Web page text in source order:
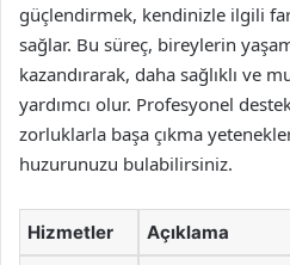
güçlendirmek, kendinizle ilgili
sağlar. Bu süreç, bireylerin
kazandırarak, daha sağlıklı ve
yardımcı olur. Profesyonel
zorluklarla başa çıkma
huzurunuzu bulabilirsiniz.
Hizmetler Açıklama